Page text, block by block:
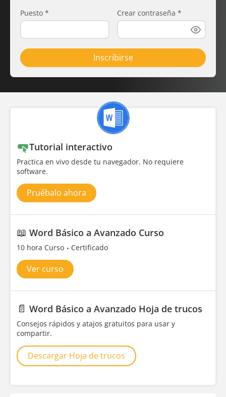
Puesto * Crear contraseña *
Inscribirse
Tutorial interactivo
Practica en vivo desde tu navegador. No requiere
software.
Pruébalo ahora
📖 Word Básico a Avanzado Curso
10 hora Curso Certificado
Ver curso
📄 Word Básico a Avanzado Hoja de trucos
Consejos rápidos y atajos gratuitos para usar y
compartir.
Descargar Hoja de trucos